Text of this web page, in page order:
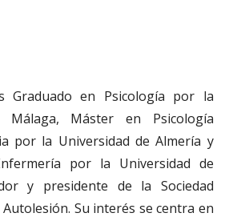
Graduado en Psicología por la
Málaga, Máster en Psicología
por la Universidad de Almería y
por la Universidad de
y presidente de la Sociedad
Su interés se centra en